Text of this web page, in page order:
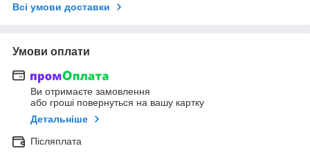
Всі умови доставки
Умови оплати
Ви отримаєте замовлення
або гроші повернуться на вашу картку
Детальніше
Післяплата